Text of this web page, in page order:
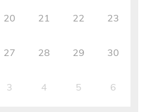
20 21 22 23
27 28 29 30
3 4 5 6